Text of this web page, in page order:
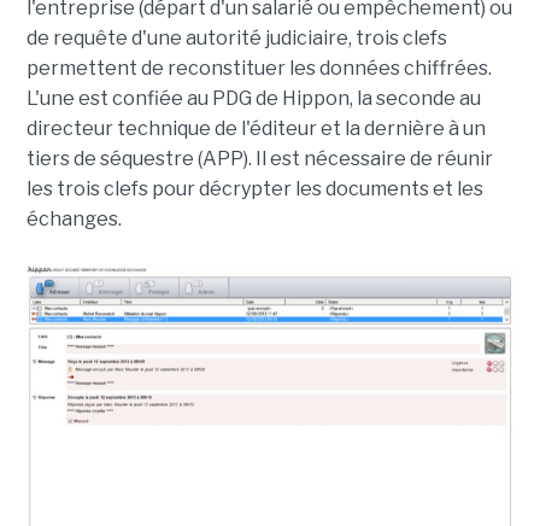
l'entreprise (départ d'un salarié ou empêchement) ou
de requête d'une autorité judiciaire, trois clefs
permettent de reconstituer les données chiffrées.
L'une est confiée au PDG de Hippon, la seconde au
directeur technique de l'éditeur et la dernière à un
tiers de séquestre (APP). Il est nécessaire de réunir
les trois clefs pour décrypter les documents et les
échanges.